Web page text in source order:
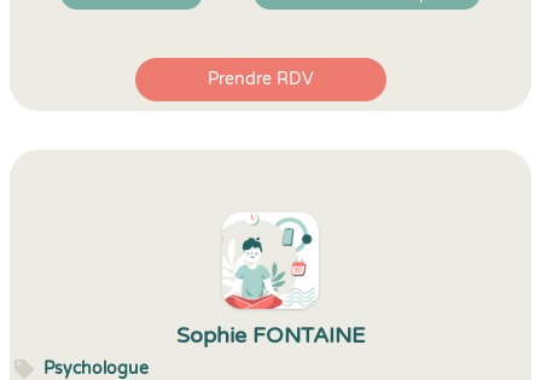
Prendre RDV
Sophie FONTAINE
Psychologue